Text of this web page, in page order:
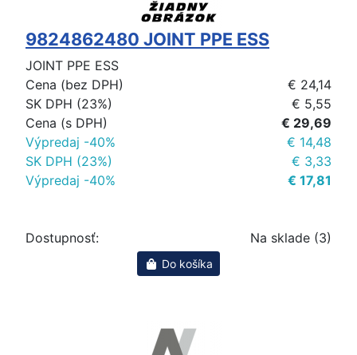
9824862480 JOINT PPE ESS
JOINT PPE ESS
Cena (bez DPH)
€ 24,14
SK DPH (23%)
€ 5,55
Cena (s DPH)
€ 29,69
Výpredaj -40%
€ 14,48
SK DPH (23%)
€ 3,33
Výpredaj -40%
€ 17,81
Dostupnosť: Na sklade (3)
Do košíka